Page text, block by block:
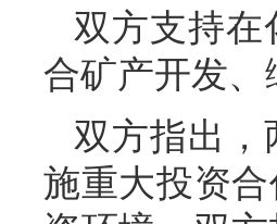
双方支持在
合矿产开发
双方指出，
施重大投资